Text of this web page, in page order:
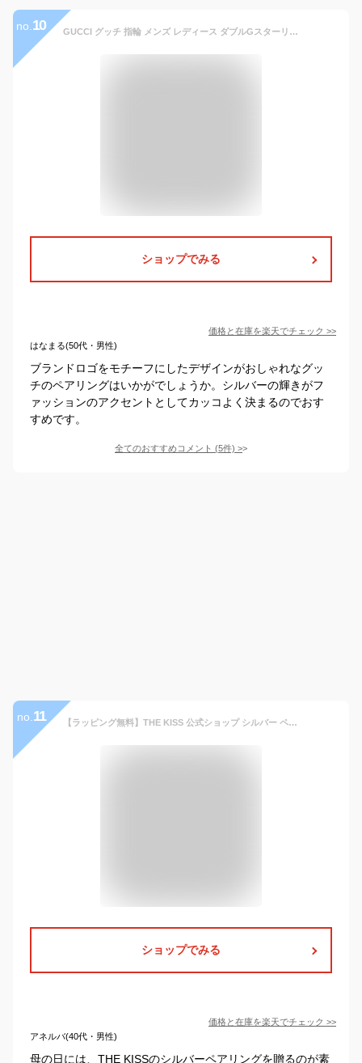
no. 10 GUCCI グッチ 指輪 メンズ レディース ダブルGスターリングシルバーリング スラッシュラインGG刻印ダイアゴナル インターロッキングGエングレービングロゴ 男女兼用 ペアリングとしてもOKDIAGONALRING‎ 8106SL
ショップでみる
価格と在庫を楽天でチェック >>
はなまる(50代・男性)
ブランドロゴをモチーフにしたデザインがおしゃれなグッ
チのペアリングはいかがでしょうか。シルバーの輝きがフ
ァッションのアクセントとしてカッコよく決まるのでおす
すめです。
全てのおすすめコメント (5件) >
no. 11 【ラッピング無料】THE KISS 公式ショップ シルバー ペアリング ダイヤモンド ペアアクセサリー カップル 人気 ジュエリーブランド THEKISS 指輪 SR511DM-510DM セット シンプル 男性 女性 2個セット 母の日【あす楽対応（土日祝除く）】
ショップでみる
価格と在庫を楽天でチェック >>
アネルバ(40代・男性)
母の日には、THE KISSのシルバーペアリングを贈るのが素